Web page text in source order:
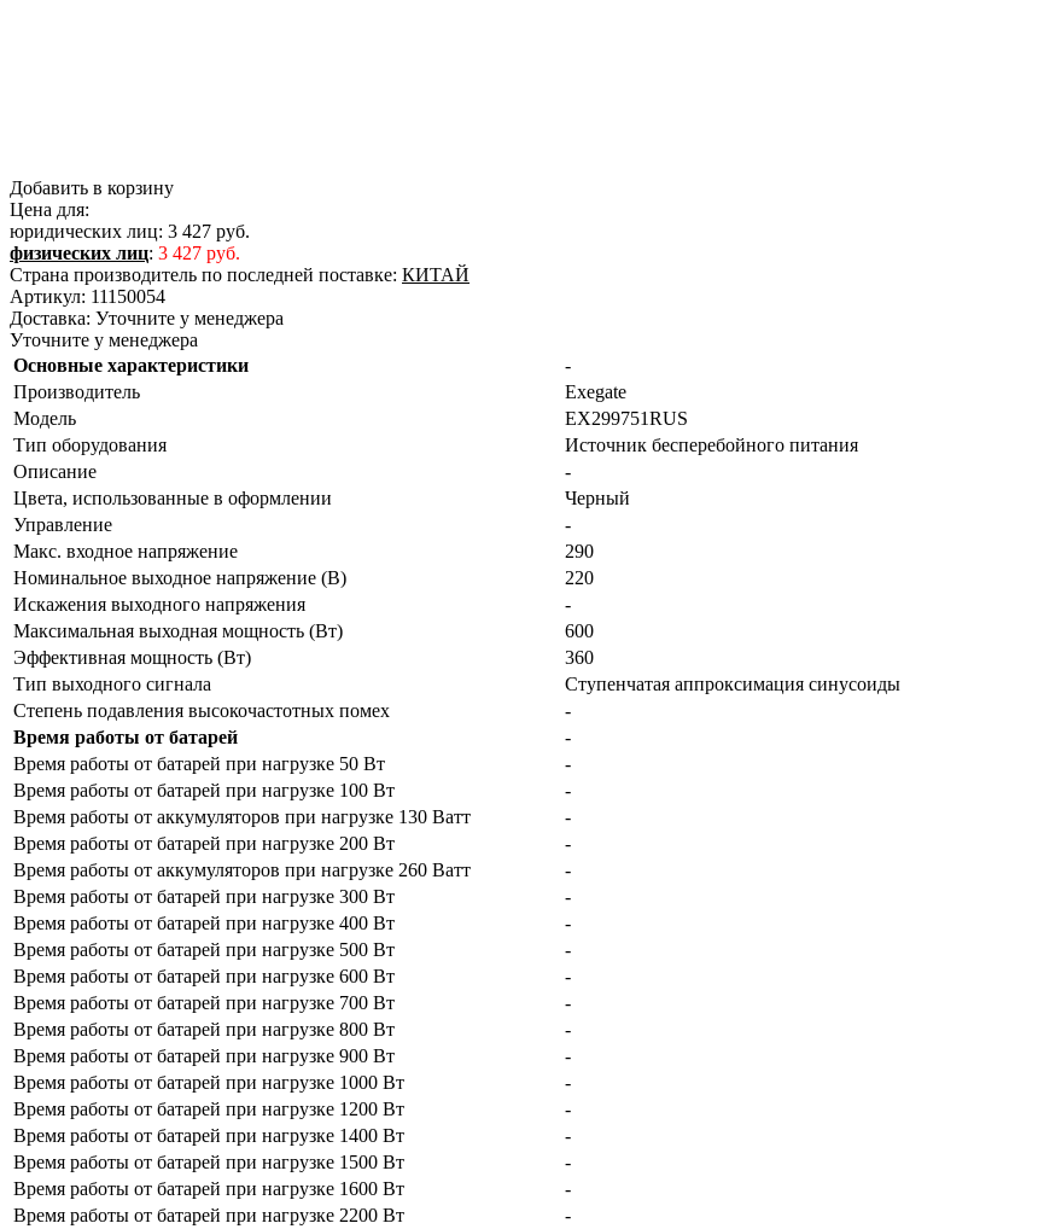
Добавить в корзину
Цена для:
юридических лиц: 3 427 руб.
физических лиц: 3 427 руб.
Страна производитель по последней поставке: КИТАЙ
Артикул: 11150054
Доставка: Уточните у менеджера
Уточните у менеджера
Основные характеристики
-
Производитель
Exegate
Модель
EX299751RUS
Тип оборудования
Источник бесперебойного питания
Описание
-
Цвета, использованные в оформлении
Черный
Управление
-
Макс. входное напряжение
290
Номинальное выходное напряжение (В)
220
Искажения выходного напряжения
-
Максимальная выходная мощность (Вт)
600
Эффективная мощность (Вт)
360
Тип выходного сигнала
Ступенчатая аппроксимация синусоиды
Степень подавления высокочастотных помех
-
Время работы от батарей
-
Время работы от батарей при нагрузке 50 Вт
-
Время работы от батарей при нагрузке 100 Вт
-
Время работы от аккумуляторов при нагрузке 130 Ватт
-
Время работы от батарей при нагрузке 200 Вт
-
Время работы от аккумуляторов при нагрузке 260 Ватт
-
Время работы от батарей при нагрузке 300 Вт
-
Время работы от батарей при нагрузке 400 Вт
-
Время работы от батарей при нагрузке 500 Вт
-
Время работы от батарей при нагрузке 600 Вт
-
Время работы от батарей при нагрузке 700 Вт
-
Время работы от батарей при нагрузке 800 Вт
-
Время работы от батарей при нагрузке 900 Вт
-
Время работы от батарей при нагрузке 1000 Вт
-
Время работы от батарей при нагрузке 1200 Вт
-
Время работы от батарей при нагрузке 1400 Вт
-
Время работы от батарей при нагрузке 1500 Вт
-
Время работы от батарей при нагрузке 1600 Вт
-
Время работы от батарей при нагрузке 2200 Вт
-